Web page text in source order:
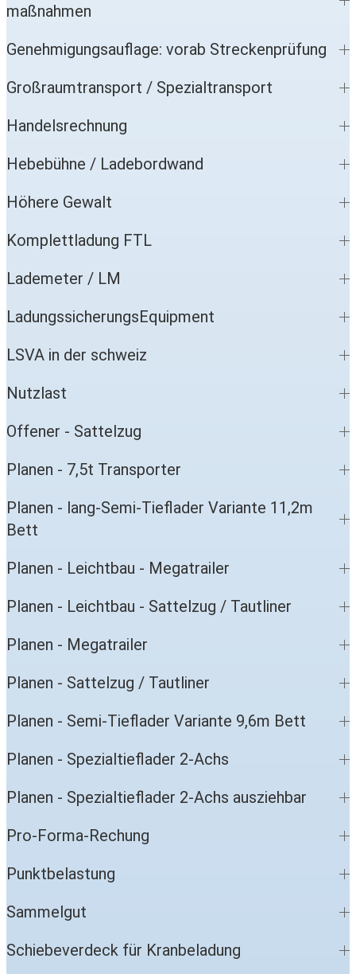
maßnahmen
Genehmigungsauflage: vorab Streckenprüfung
Großraumtransport / Spezialtransport
Handelsrechnung
Hebebühne / Ladebordwand
Höhere Gewalt
Komplettladung FTL
Lademeter / LM
LadungssicherungsEquipment
LSVA in der schweiz
Nutzlast
Offener - Sattelzug
Planen - 7,5t Transporter
Planen - lang-Semi-Tieflader Variante 11,2m
Bett
Planen - Leichtbau - Megatrailer
Planen - Leichtbau - Sattelzug / Tautliner
Planen - Megatrailer
Planen - Sattelzug / Tautliner
Planen - Semi-Tieflader Variante 9,6m Bett
Planen - Spezialtieflader 2-Achs
Planen - Spezialtieflader 2-Achs ausziehbar
Pro-Forma-Rechung
Punktbelastung
Sammelgut
Schiebeverdeck für Kranbeladung